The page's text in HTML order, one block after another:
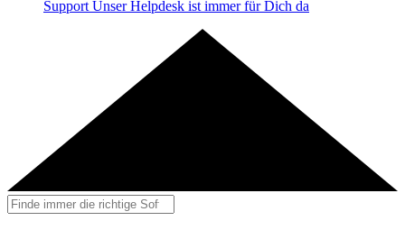
Support Unser Helpdesk ist immer für Dich da